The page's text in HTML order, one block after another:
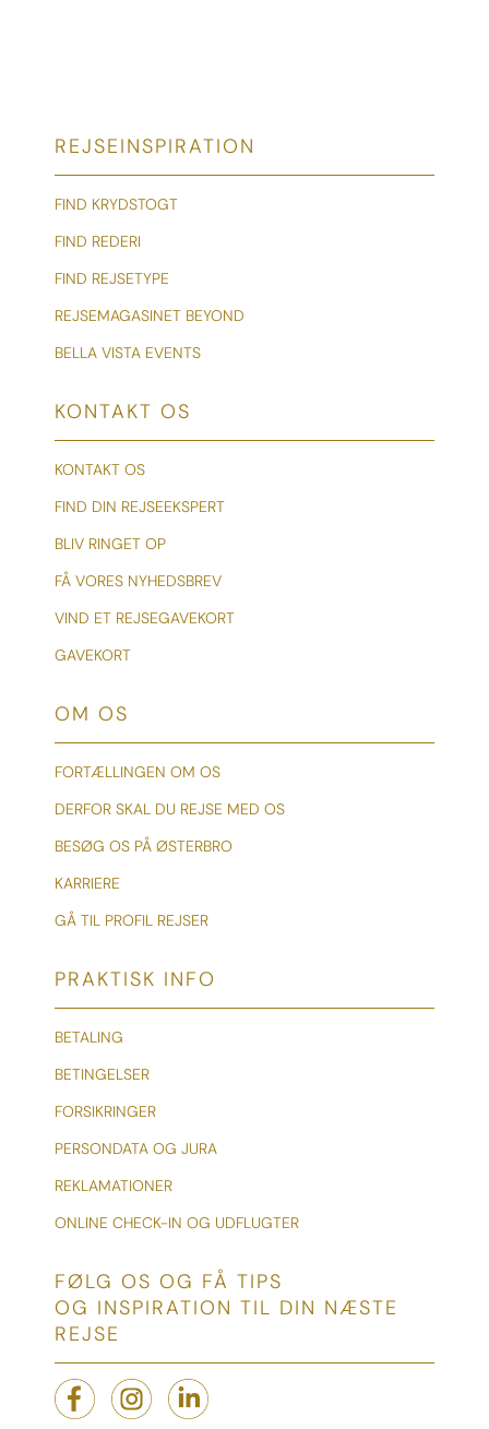
REJSEINSPIRATION
FIND KRYDSTOGT
FIND REDERI
FIND REJSETYPE
REJSEMAGASINET BEYOND
BELLA VISTA EVENTS
KONTAKT OS
KONTAKT OS
FIND DIN REJSEEKSPERT
BLIV RINGET OP
FÅ VORES NYHEDSBREV
VIND ET REJSEGAVEKORT
GAVEKORT
OM OS
FORTÆLLINGEN OM OS
DERFOR SKAL DU REJSE MED OS
BESØG OS PÅ ØSTERBRO
KARRIERE
GÅ TIL PROFIL REJSER
PRAKTISK INFO
BETALING
BETINGELSER
FORSIKRINGER
PERSONDATA OG JURA
REKLAMATIONER
ONLINE CHECK-IN OG UDFLUGTER
FØLG OS OG FÅ TIPS
OG INSPIRATION TIL DIN NÆSTE
REJSE